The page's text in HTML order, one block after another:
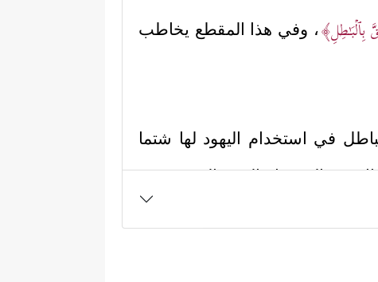
بِٱلۡبَـٰطِلِ﴾، وفي هذا المقطع يخاطب
في استخدام اليهود لها شتما
جاء النهي الصريح عن
أو فعل يؤدّي إلى التباس الحق